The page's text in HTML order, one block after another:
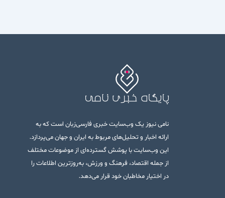
نامی نیوز یک وب‌سایت خبری فارسی‌زبان است که به
ارائه اخبار و تحلیل‌های مربوط به ایران و جهان می‌پردازد.
این وب‌سایت با پوشش گسترده‌ای از موضوعات مختلف
از جمله اقتصاد، فرهنگ و ورزش، به‌روزترین اطلاعات را
در اختیار مخاطبان خود قرار می‌دهد.